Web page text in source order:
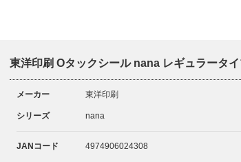
東洋印刷 Oタックシール nana レギュラータ
メーカー 東洋印刷
シリーズ nana
JANコード 4974906024308